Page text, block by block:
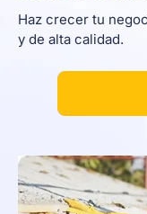
Haz crecer tu
y de alta calidad.